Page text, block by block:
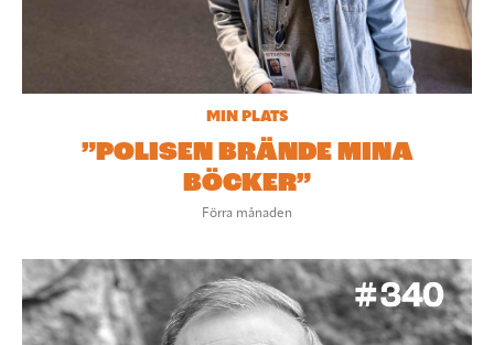
MIN PLATS
”POLISEN BRÄNDE MINA
BÖCKER”
Förra månaden